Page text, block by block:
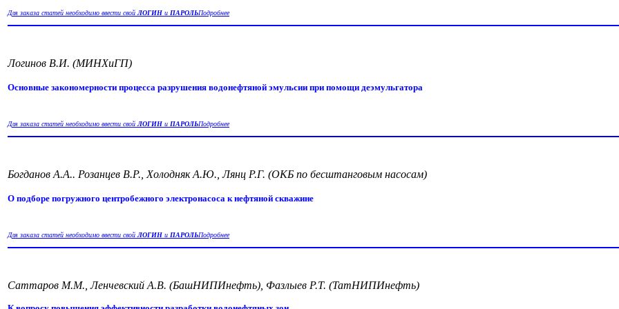
Для заказа статей необходимо ввести свойЛОГИН и ПАРОЛЬПодробнее
Логинов В.И. (МИНХиГП)
Основные закономерности процесса разрушения водонефтяной эмульсии при помощи деэмульгатора
Для заказа статей необходимо ввести свойЛОГИН и ПАРОЛЬПодробнее
Богданов А.А.. Розанцев В.Р., Холодняк А.Ю., Лянц Р.Г. (ОКБ по бесштанговым насосам)
О подборе погружного центробежного электронасоса к нефтяной скважине
Для заказа статей необходимо ввести свойЛОГИН и ПАРОЛЬПодробнее
Саттаров М.М., Ленчевский А.В. (БашНИПИнефть), Фазлыев Р.Т. (ТатНИПИнефть)